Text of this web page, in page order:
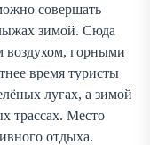
совершать
зимой. Сюда
воздухом, горными
время туристы
лугах, а зимой
трассах. Место
отдыха.